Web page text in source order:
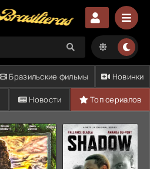
Бразильские фильмы Новинки
Новости Топ сериалов